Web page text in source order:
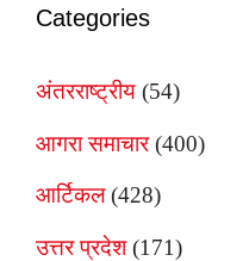
Categories
अंतरराष्ट्रीय (54)
आगरा समाचार(400)
आर्टिकल(428)
उत्तर प्रदेश(171)